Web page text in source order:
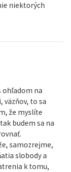
niektorých
ohľadom na
to sa
že myslíte
budem sa na
samozrejme,
slobody a
k tomu,